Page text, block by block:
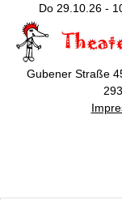
Do 29.10.26 -
Gubener